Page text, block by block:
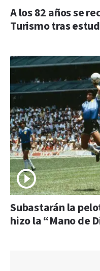
A los 82 años se
Turismo tras
Subastarán la
hizo la “Mano de